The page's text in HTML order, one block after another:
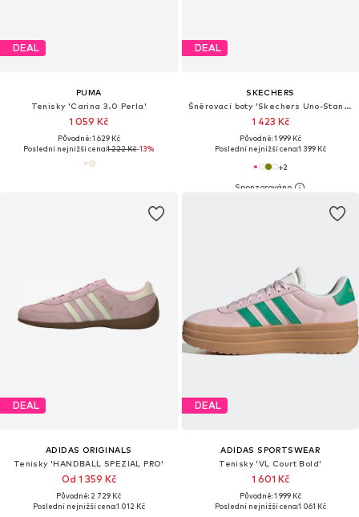
DEAL
PUMA
Tenisky 'Carina 3.0 Perla'
1 059 Kč
Původně: 1 629 Kč
Poslední nejnižší cena:1 222 Kč-13%
DEAL
SKECHERS
Šněrovací boty 'Skechers Uno-Stand on Air'
1 423 Kč
Původně: 1 999 Kč
Poslední nejnižší cena:1 399 Kč
+2
DEAL
ADIDAS ORIGINALS
Tenisky 'HANDBALL SPEZIAL PRO'
Od 1 359 Kč
Původně: 2 729 Kč
Poslední nejnižší cena:1 012 Kč
DEAL
ADIDAS SPORTSWEAR
Tenisky 'VL Court Bold'
1 601 Kč
Původně: 1 999 Kč
Poslední nejnižší cena:1 061 Kč